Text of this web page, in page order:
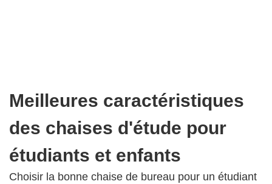
Meilleures caractéristiques
des chaises d'étude pour
étudiants et enfants
Choisir la bonne chaise de bureau pour un étudiant